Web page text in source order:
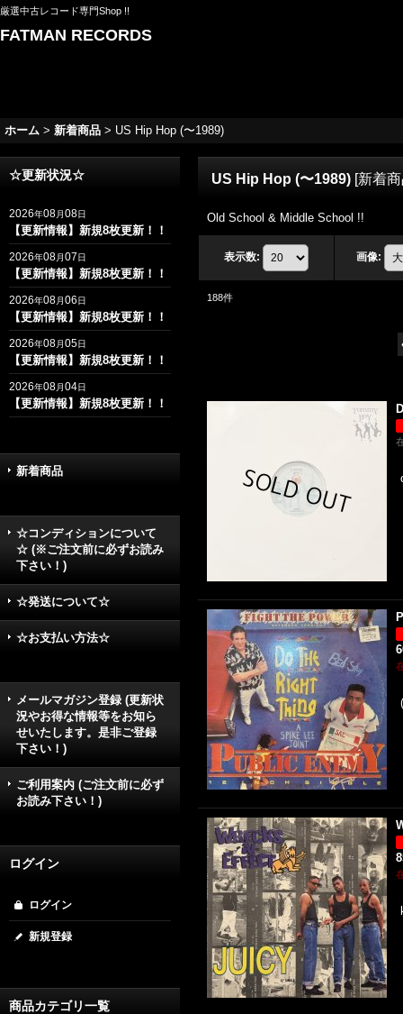
厳選中古レコード専門Shop !!
FATMAN RECORDS
ホーム > 新着商品 > US Hip Hop (〜1989)
☆更新状況☆
2026年08月08日
【更新情報】新規8枚更新！！
2026年08月07日
【更新情報】新規8枚更新！！
2026年08月06日
【更新情報】新規8枚更新！！
2026年08月05日
【更新情報】新規8枚更新！！
2026年08月04日
【更新情報】新規8枚更新！！
新着商品
☆コンディションについて
☆ (※ご注文前に必ずお読み
下さい！)
☆発送について☆
☆お支払い方法☆
メールマガジン登録 (更新状
況やお得な情報等をお知ら
せいたします。是非ご登録
下さい！)
ご利用案内 (ご注文前に必ず
お読み下さい！)
ログイン
ログイン
新規登録
商品カテゴリ一覧
US Hip Hop (〜1989) [新着
Old School & Middle School !!
表示数: 画像:
188件